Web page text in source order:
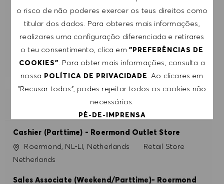
o risco de não poderes exercer os teus direitos como
titular dos dados. Para obteres mais informações,
realizares uma configuração diferenciada e retirares
o teu consentimento, clica em "PREFERÊNCIAS DE
COOKIES". Para obter mais informações, consulta a
nossa POLÍTICA DE PRIVACIDADE. Ao clicares em
"Recusar todos", podes rejeitar todos os cookies não
necessários.
PÉ-DE-IMPRENSA
ACEITAR TODOS
PERSONALIZADAS COM BASE NOS TEUS
INTERESSES.
COMEÇAR
EMPREGOS SEMELHANTES
Cashier (Parttime) - Roermond Outlet Store
Localização
Roermond, NL-LI, Netherlands Categoria
Retail Store
Netherlands
Sales Associate (Weekend/Parttime)- Roermond